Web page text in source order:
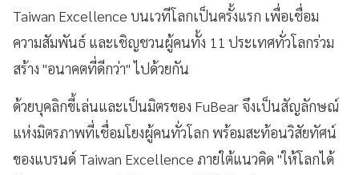
Taiwan Excellence บนเวทีโลกเป็นครั้งแรก เพื่อเชื่อม
ความสัมพันธ์ และเชิญชวนผู้คนทั้ง 11 ประเทศทั่วโลกร่วม
สร้าง "อนาคตที่ดีกว่า" ไปด้วยกัน
ด้วยบุคลิกขี้เล่นและเป็นมิตรของ FuBear จึงเป็นสัญลักษณ์
แห่งมิตรภาพที่เชื่อมโยงผู้คนทั่วโลก พร้อมสะท้อนวิสัยทัศน์
ของแบรนด์ Taiwan Excellence ภายใต้แนวคิด "ให้โลกได้